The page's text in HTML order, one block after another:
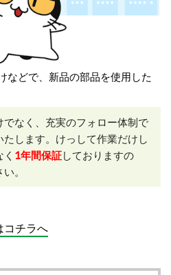
などで、新品の部品を使用した
なく、充実のフォロー体制で
します。けっして作業だけし
1年間保証しておりますの
。
コチラへ